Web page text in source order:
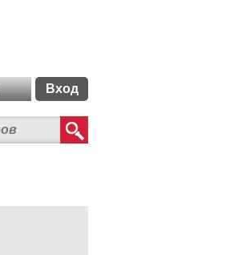
Вход